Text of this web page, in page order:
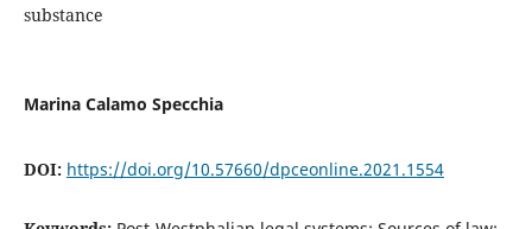
substance
Marina Calamo Specchia
DOI: https://doi.org/10.57660/dpceonline.2021.1554